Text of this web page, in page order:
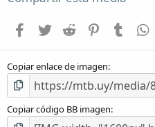
Facebook
Twitter Reddit PinterestTumblr
Copiar enlace de imagen
Copiar código BB imagen